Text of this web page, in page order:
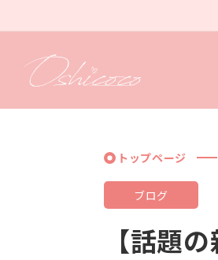
進む
トップページ
ブログ
【話題